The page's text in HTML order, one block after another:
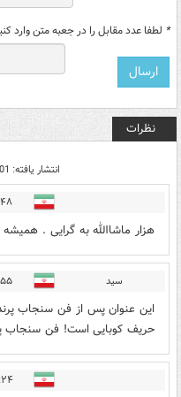
* لطفا عدد مقابل را در جعبه متن وارد
نظرات
انتشار یافته: 101
۱۱:۴۸ -
هزار ماشاالله به گرایی .
سید ۱۱:۵۵ -
این عنوان پس از فن سنجاب
حریف کوبایی است! فن سنجاب
۱۲:۲۴ -